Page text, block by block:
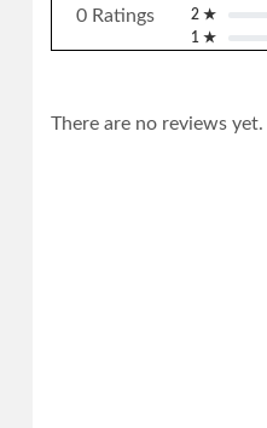
0 Ratings
2 ★
1 ★
There are no reviews yet.